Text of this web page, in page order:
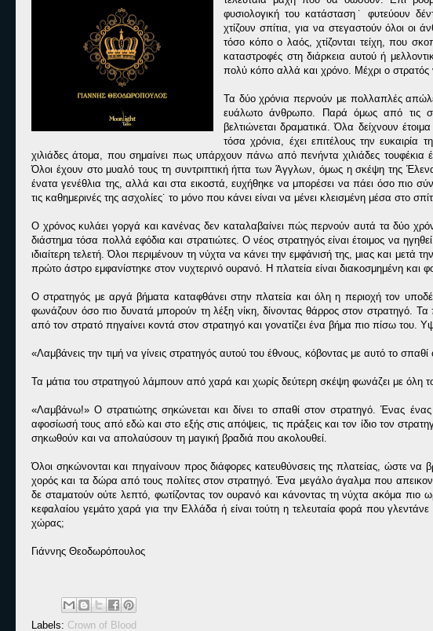
φυσιολογική του κατάσταση˙ φυτεύουν
χτίζουν σπίτια, για να στεγαστούν όλοι
τόσο κόπο ο λαός, χτίζονται τείχη, που
καταστροφές στη διάρκεια αυτού ή
πολύ κόπο αλλά και χρόνο. Μέχρι ο στρατός
Τα δύο χρόνια περνούν με πολλαπλές
ευάλωτο άνθρωπο. Παρά όμως από τις
βελτιώνεται δραματικά. Όλα δείχνουν
τόσα χρόνια, έχει επιτέλους την
χιλιάδες άτομα, που σημαίνει πως υπάρχουν πάνω από πενήντα χιλιάδες τουφέκια
Όλοι έχουν στο μυαλό τους τη συντριπτική ήττα των Άγγλων, όμως η σκέψη της
ένατα γενέθλια της, αλλά και στα εικοστά, ευχήθηκε να μπορέσει να πάει όσο πιο
τις καθημερινές της ασχολίες˙ το μόνο που κάνει είναι να μένει κλεισμένη μέσα στο
Ο χρόνος κυλάει γοργά και κανένας δεν καταλαβαίνει πώς περνούν αυτά τα δύο
διάστημα τόσα πολλά εφόδια και στρατιώτες. Ο νέος στρατηγός είναι έτοιμος να
ιδιαίτερη τελετή. Όλοι περιμένουν τη νύχτα να κάνει την εμφάνισή της, μιας και μετά
πρώτο άστρο εμφανίστηκε στον νυχτερινό ουρανό. Η πλατεία είναι διακοσμημένη και
Ο στρατηγός με αργά βήματα καταφθάνει στην πλατεία και όλη η περιοχή τον
φωνάζουν όσο πιο δυνατά μπορούν τη λέξη νίκη, δίνοντας θάρρος στον στρατηγό.
από τον στρατό πηγαίνει κοντά στον στρατηγό και γονατίζει ένα βήμα πιο πίσω του.
«Λαμβάνεις την τιμή να γίνεις στρατηγός αυτού του έθνους, κόβοντας με αυτό το
Τα μάτια του στρατηγού λάμπουν από χαρά και χωρίς δεύτερη σκέψη φωνάζει με όλη
«Λαμβάνω!» Ο στρατιώτης σηκώνεται και δίνει το σπαθί στον στρατηγό. Ένας
αφοσίωσή τους από εδώ και στο εξής στις απόψεις, τις πράξεις και τον ίδιο τον
σηκωθούν και να απολαύσουν τη μαγική βραδιά που ακολουθεί.
Όλοι σηκώνονται και πηγαίνουν προς διάφορες κατευθύνσεις της πλατείας, ώστε
χορός και τα δώρα από τους πολίτες στον στρατηγό. Ένα μεγάλο άγαλμα που
δε σταματούν ούτε λεπτό, φωτίζοντας τον ουρανό και κάνοντας τη νύχτα ακόμα πιο
κεφαλαίου γεμάτο χαρά για την Ελλάδα ή είναι τούτη η τελευταία φορά που
χώρας;
Γιάννης Θεοδωρόπουλος
Labels: Crown of Blood